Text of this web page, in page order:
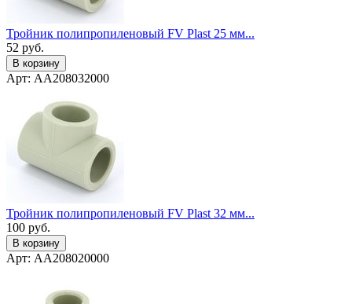
Тройник полипропиленовый FV Plast 25 мм...
52 руб.
В корзину
Арт: AA208032000
Тройник полипропиленовый FV Plast 32 мм...
100 руб.
В корзину
Арт: AA208020000